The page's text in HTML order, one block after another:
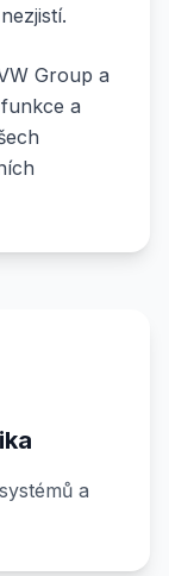
Group a
a
a